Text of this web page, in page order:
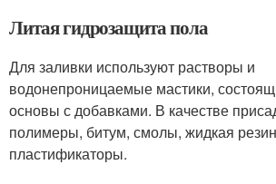
Литая гидрозащита пола
Для заливки используют растворы и
водонепроницаемые мастики,
основы с добавками. В качестве
полимеры, битум, смолы, жидкая
пластификаторы.